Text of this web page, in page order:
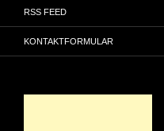
RSS FEED
KONTAKTFORMULAR